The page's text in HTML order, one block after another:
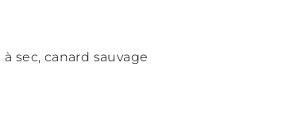
sec, canard sauvage